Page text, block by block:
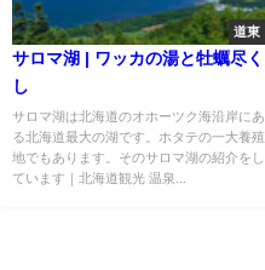
道東
サロマ湖 | ワッカの湯と牡蠣尽く
し
サロマ湖は北海道のオホーツク海沿岸にあ
る北海道最大の湖です。ホタテの一大養殖
地でもあります。そのサロマ湖の紹介をし
ています｜北海道観光 温泉...